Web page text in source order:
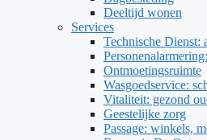
Deeltijd wonen
Services
Technische Dienst:
Ontmoetingsruimte
Wasgoedservice:
Vitaliteit: gezond
Geestelijke zorg
Passage: winkels,